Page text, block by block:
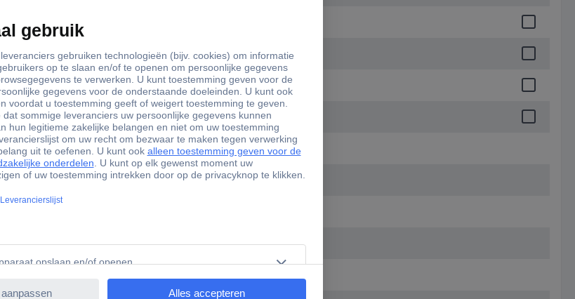
Bluetooth
Radiografisch 2.4 GHz
Ruisonderdrukking (microfoon)
2,4 GHz
2.4 GHz
Lithium-ion-accu, ingebouwd